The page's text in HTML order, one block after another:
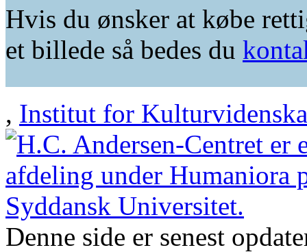
Hvis du ønsker at købe
et billede så bedes du
, Institut for
Denne side er senest